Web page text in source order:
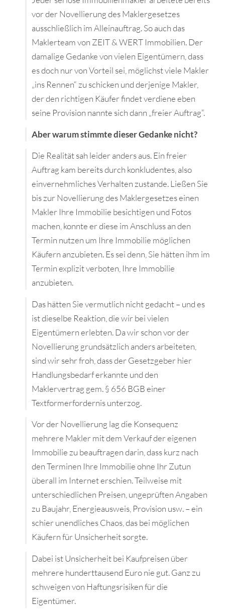
vor der Novellierung des Maklergesetzes
ausschließlich im Alleinauftrag. So auch das
Maklerteam von ZEIT & WERT Immobilien. Der
damalige Gedanke von vielen Eigentümern, dass
es doch nur von Vorteil sei, möglichst viele Makler
„ins Rennen“ zu schicken und derjenige Makler,
der den richtigen Käufer findet verdiene eben
seine Provision nannte sich dann „freier Auftrag“.
Aber warum stimmte dieser Gedanke nicht?
Die Realität sah leider anders aus. Ein freier
Auftrag kam bereits durch konkludentes, also
einvernehmliches Verhalten zustande. Ließen Sie
bis zur Novellierung des Maklergesetzes einen
Makler Ihre Immobilie besichtigen und Fotos
machen, konnte er diese im Anschluss an den
Termin nutzen um Ihre Immobilie möglichen
Käufern anzubieten. Es sei denn, Sie hätten ihm im
Termin explizit verboten, Ihre Immobilie
anzubieten.
Das hätten Sie vermutlich nicht gedacht – und es
ist dieselbe Reaktion, die wir bei vielen
Eigentümern erlebten. Da wir schon vor der
Novellierung grundsätzlich anders arbeiteten,
sind wir sehr froh, dass der Gesetzgeber hier
Handlungsbedarf erkannte und den
Maklervertrag gem. § 656 BGB einer
Textformerfordernis unterzog.
Vor der Novellierung lag die Konsequenz
mehrere Makler mit dem Verkauf der eigenen
Immobilie zu beauftragen darin, dass kurz nach
den Terminen Ihre Immobilie ohne Ihr Zutun
überall im Internet erschien. Teilweise mit
unterschiedlichen Preisen, ungeprüften Angaben
zu Baujahr, Energieausweis, Provision usw. – ein
schier unendliches Chaos, das bei möglichen
Käufern für Unsicherheit sorgte.
Dabei ist Unsicherheit bei Kaufpreisen über
mehrere hunderttausend Euro nie gut. Ganz zu
schweigen von Haftungsrisiken für die
Eigentümer.